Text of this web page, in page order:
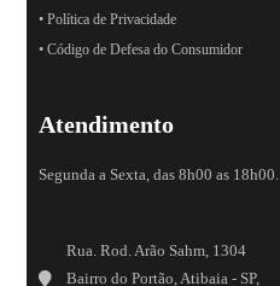
• Política de Privacidade
• Código de Defesa do Consumidor
Atendimento
Segunda a Sexta, das 8h00 as 18h00.
Rua. Rod. Arão Sahm, 1304
Bairro do Portão, Atibaia - SP,